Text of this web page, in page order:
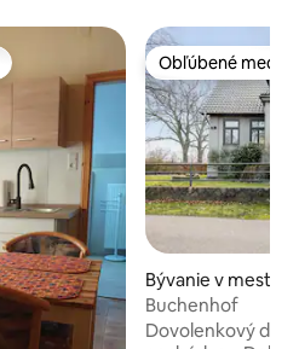
Obľúbené medzi
Obľúbené medzi
Bývanie v meste
Buchenhof
Dovolenkový